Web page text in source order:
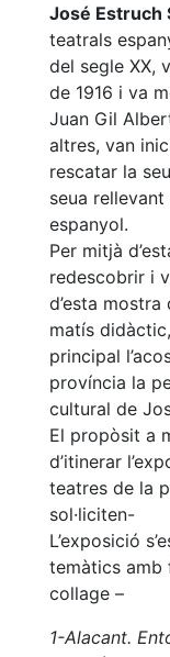
José Estruch
teatrals
del segle XX,
de 1916 i va
Juan Gil
altres, van
rescatar la
seua
espanyol.
Per mitjà
redescobrir i
d’esta
matís
principal
província la
cultural de
El propòsit a
d’itinerar
teatres de la
sol·liciten-
L’exposició
temàtics amb
collage –
1-Alacant.